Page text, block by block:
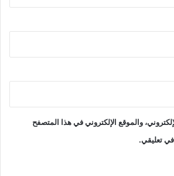
والموقع الإلكتروني في هذا المتصفح
في تعليقي.